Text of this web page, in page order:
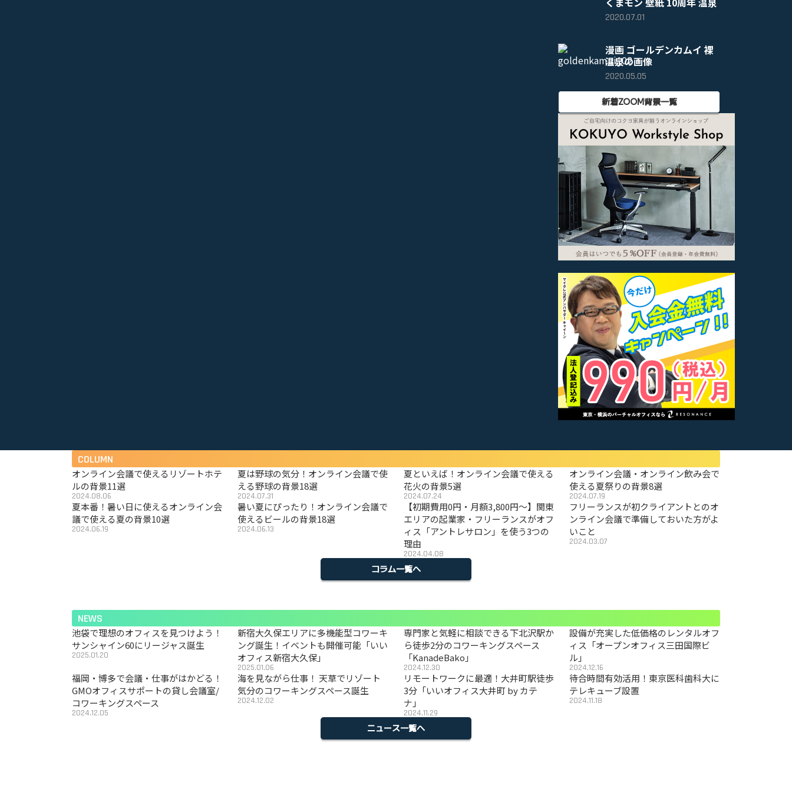
2020.07.01
漫画 ゴールデンカムイ 裸
温泉の画像
2020.05.05
新着ZOOM背景一覧
COLUMN
オンライン会議で使えるリゾートホテ
ルの背景11選
2024.08.06
夏は野球の気分！オンライン会議で使
える野球の背景18選
2024.07.31
夏といえば！オンライン会議で使える
花火の背景5選
2024.07.24
オンライン会議・オンライン飲み会で
使える夏祭りの背景8選
2024.07.19
夏本番！暑い日に使えるオンライン会
議で使える夏の背景10選
2024.06.19
暑い夏にぴったり！オンライン会議で
使えるビールの背景18選
2024.06.13
【初期費用0円・月額3,800円〜】関東
エリアの起業家・フリーランスがオフ
ィス「アントレサロン」を使う3つの
理由
2024.04.08
フリーランスが初クライアントとのオ
ンライン会議で準備しておいた方がよ
いこと
2024.03.07
コラム一覧へ
NEWS
池袋で理想のオフィスを見つけよう！
サンシャイン60にリージャス誕生
2025.01.20
新宿大久保エリアに多機能型コワーキ
ング誕生！イベントも開催可能「いい
オフィス新宿大久保」
2025.01.06
専門家と気軽に相談できる下北沢駅か
ら徒歩2分のコワーキングスペース
「KanadeBako」
2024.12.30
設備が充実した低価格のレンタルオフ
ィス「オープンオフィス三田国際ビ
ル」
2024.12.16
福岡・博多で会議・仕事がはかどる！
GMOオフィスサポートの貸し会議室/
コワーキングスペース
2024.12.05
海を見ながら仕事！ 天草でリゾート
気分のコワーキングスペース誕生
2024.12.02
リモートワークに最適！大井町駅徒歩
3分「いいオフィス大井町 by カテ
ナ」
2024.11.29
待合時間有効活用！東京医科歯科大に
テレキューブ設置
2024.11.18
ニュース一覧へ